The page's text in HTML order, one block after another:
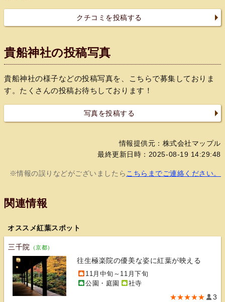
クチコミを投稿する
貴船神社の投稿写真
貴船神社の様子などの投稿写真を、こちらで募集しておりま
す。たくさんの投稿お待ちしております！
写真を投稿する
情報提供元：株式会社マップル
最終更新日時：2025-08-19 14:29:48
※情報の誤りなどがございましたら こちらまでご連絡ください。
関連情報
オススメ紅葉スポット
三千院 （京都）
往生極楽院の優美な姿に紅葉が映える
11月中旬～11月下旬
公園・庭園
社寺
★★★★★ 3